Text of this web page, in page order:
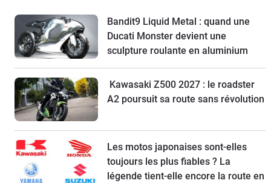
Bandit9 Liquid Metal : quand une
Ducati Monster devient une
sculpture roulante en aluminium
Kawasaki Z500 2027 : le roadster
A2 poursuit sa route sans révolution
Les motos japonaises sont-elles
toujours les plus fiables ? La
légende tient-elle encore la route en